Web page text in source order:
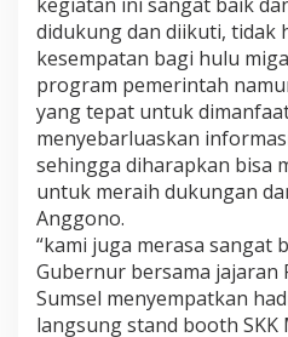
1
S
t
a
d
T
e
r
b
i
k
D
i
didukung dan diikuti, tidak
kesempatan bagi hulu
program pemerintah
yang tepat untuk
menyebarluaskan
sehingga diharapkan bisa
untuk meraih dukungan
Anggono.
“kami juga merasa sangat
Gubernur bersama jajaran
Sumsel menyempatkan
langsung stand booth SKK